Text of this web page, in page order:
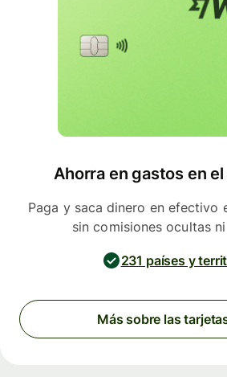
Ahorra en gastos en
Paga y saca dinero en efectivo
sin comisiones ocultas
231 países y
Más sobre las